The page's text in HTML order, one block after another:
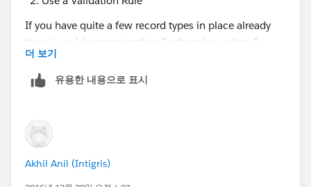
If you have quite a few record types in place already
then i would suggest option 2 otherwise option 1.
Alternatively, you could use the Approval Process to
allow a case to be Closed based on a defined criteria
list
더 보기
유용한 내용으로 표시
Akhil Anil (Intigris)